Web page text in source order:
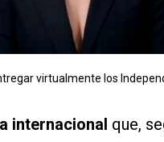
virtualmente los
internacional que,